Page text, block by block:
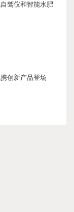
驾仪和智能水肥
创新产品登场